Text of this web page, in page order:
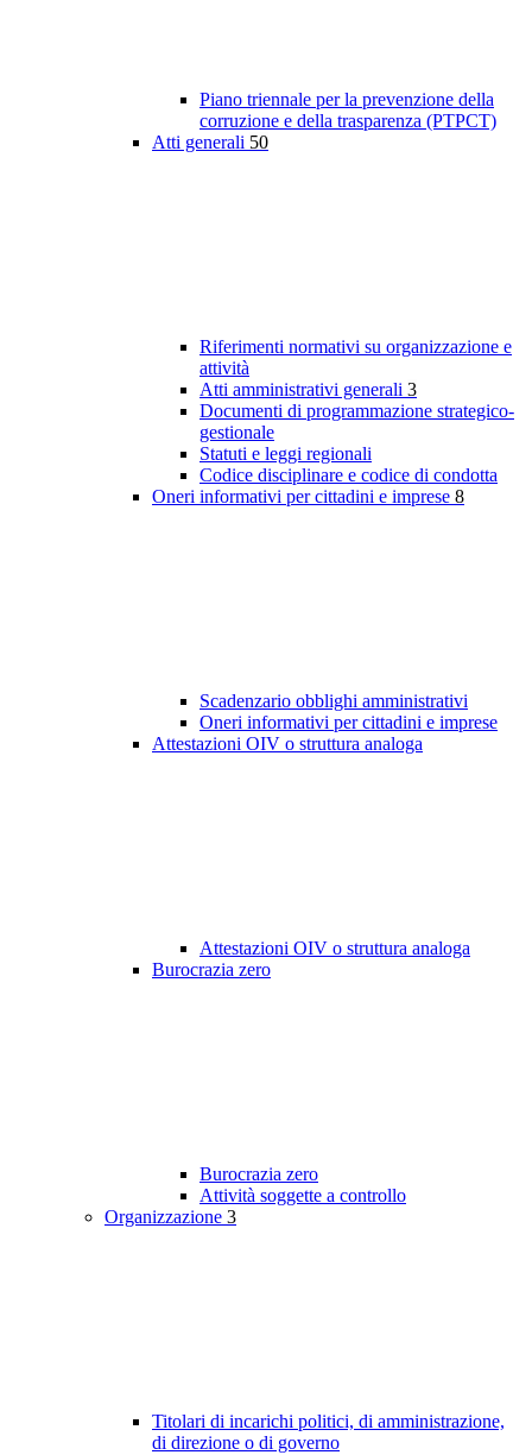
Piano triennale per la prevenzione della
corruzione e della trasparenza (PTPCT)
Atti generali 50
Riferimenti normativi su organizzazione e
attività
Atti amministrativi generali 3
Documenti di programmazione strategico-
gestionale
Statuti e leggi regionali
Codice disciplinare e codice di condotta
Oneri informativi per cittadini e imprese 8
Scadenzario obblighi amministrativi
Oneri informativi per cittadini e imprese
Attestazioni OIV o struttura analoga
Attestazioni OIV o struttura analoga
Burocrazia zero
Burocrazia zero
Attività soggette a controllo
Organizzazione 3
Titolari di incarichi politici, di amministrazione,
di direzione o di governo